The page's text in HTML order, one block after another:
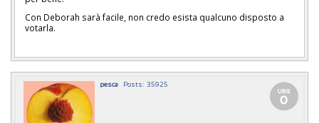
Con Deborah sarà facile, non credo esista qualcuno disposto a
votarla.
pesca Posts: 35925